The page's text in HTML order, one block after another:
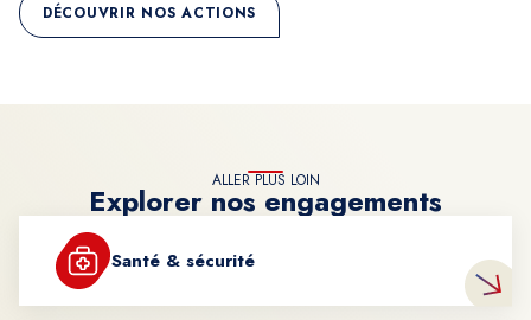
DÉCOUVRIR NOS ACTIONS
ALLER PLUS LOIN
Explorer nos engagements
Santé & sécurité